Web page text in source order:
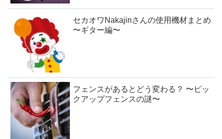
セカオワNakajinさんの使用機材まとめ
〜ギター編〜
フェンスがあるとどう変わる？ 〜ピッ
クアップフェンスの謎〜